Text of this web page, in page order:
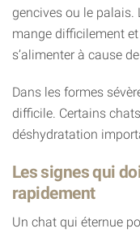
gencives ou le palais.
mange difficilement
s’alimenter à cause
Dans les formes
difficile. Certains
déshydratation
Les signes qui
rapidement
Un chat qui éternue